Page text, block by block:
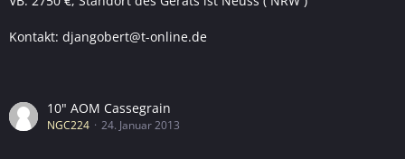
Kontakt: djangobert@t-online.de
10" AOM Cassegrain
NGC224 24. Januar 2013